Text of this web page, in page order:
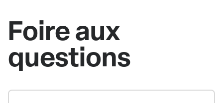
Foire aux
questions